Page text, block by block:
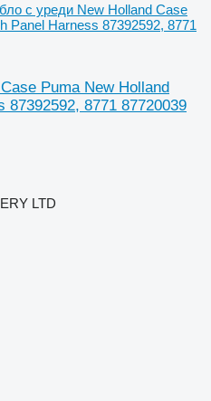
с уреди New Holland Case
Panel Harness 87392592, 8771
Puma New Holland
87392592, 8771 87720039
LTD